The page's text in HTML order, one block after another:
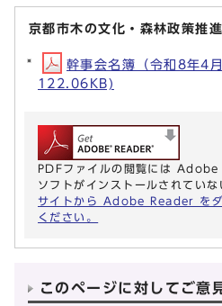
京都市木の文化・森林政策推
幹事会名簿（令和8年4
122.06KB)
PDFファイルの閲覧には
ソフトがインストールされていな
サイトから Adobe Reader をダ
ください。
このページに対してご意